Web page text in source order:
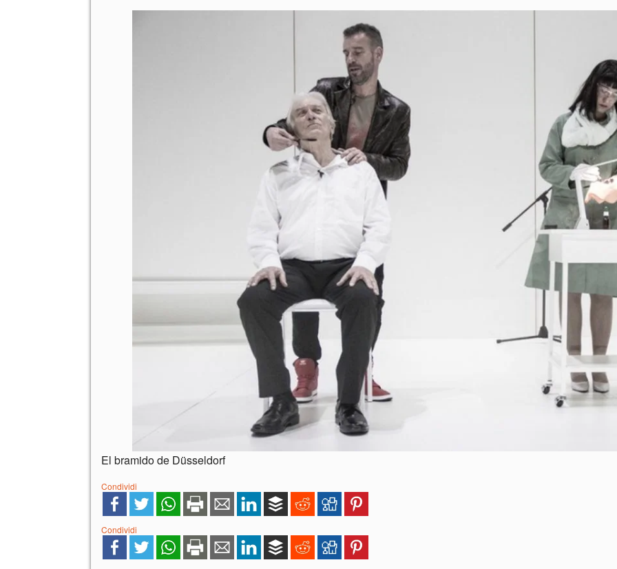
El bramido de Düsseldorf
Condividi
Condividi